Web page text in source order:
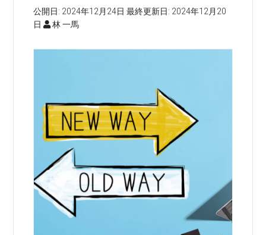
公開日: 2024年12月24日 最終更新日: 2024年12月20
日
林 一馬